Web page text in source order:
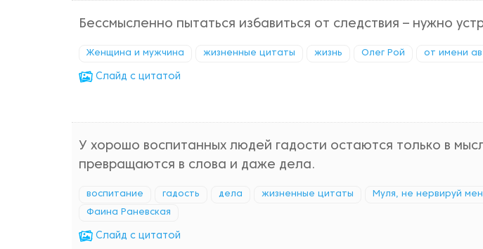
Бессмысленно пытаться избавиться от следствия – нужно
Женщина и мужчина жизненные цитаты жизнь Олег Рой от имени
Cлайд с цитатой
У хорошо воспитанных людей гадости остаются только в
превращаются в слова и даже дела.
воспитание гадость дела жизненные цитаты Муля, не нервируй
Фаина Раневская
Cлайд с цитатой